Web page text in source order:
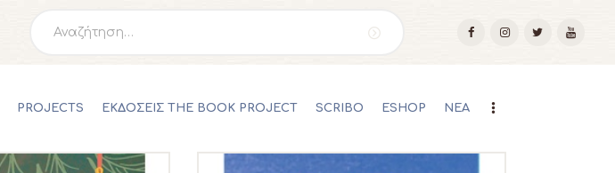
PROJECTS ΕΚΔΟΣΕΙΣ THE BOOK PROJECT SCRIBO ESHOP ΝΕΑ